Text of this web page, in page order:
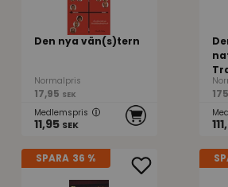
Den nya vän(s)tern
Normalpris
17,95 SEK
Medlemspris
11,95 SEK
SPARA 36 %